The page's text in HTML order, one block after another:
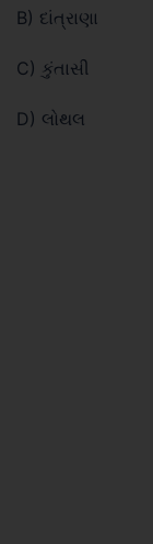
B) દાંત્રાણા
C) કુંતાસી
D) લોથલ